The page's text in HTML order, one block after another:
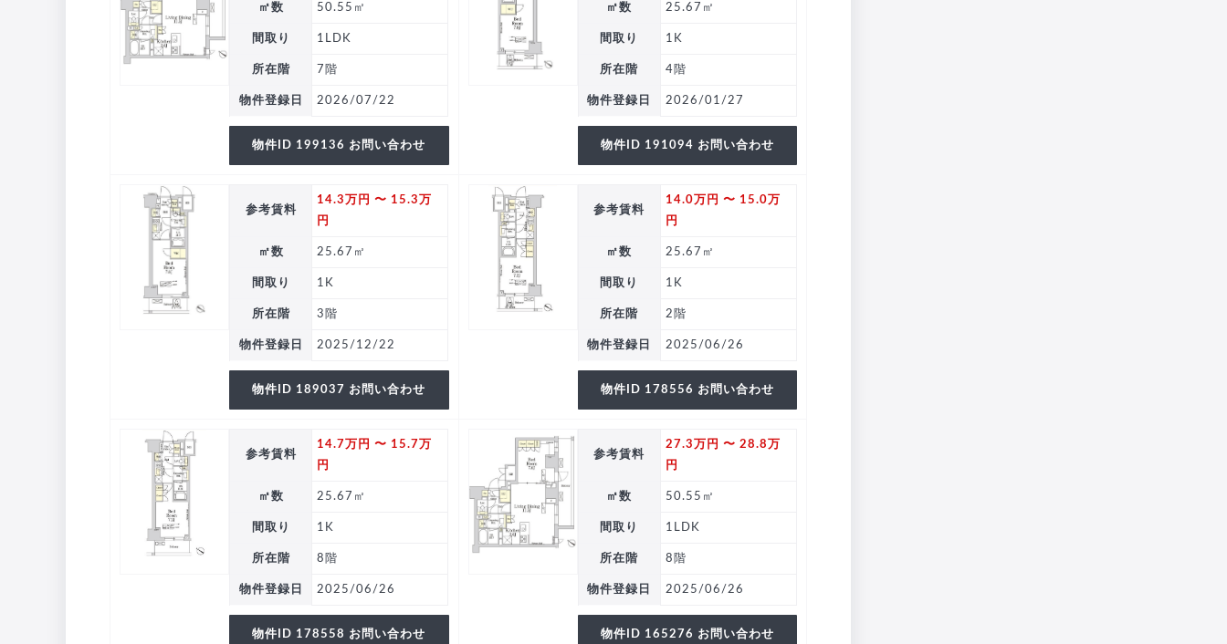
㎡数 50.55㎡
間取り 1LDK
所在階 7階
物件登録日 2026/07/22
物件ID 199136 お問い合わせ
㎡数 25.67㎡
間取り 1K
所在階 4階
物件登録日 2026/01/27
物件ID 191094 お問い合わせ
参考賃料
14.3万円 〜 15.3万
円
㎡数 25.67㎡
間取り 1K
所在階 3階
物件登録日 2025/12/22
物件ID 189037 お問い合わせ
参考賃料
14.0万円 〜 15.0万
円
㎡数 25.67㎡
間取り 1K
所在階 2階
物件登録日 2025/06/26
物件ID 178556 お問い合わせ
参考賃料
14.7万円 〜 15.7万
円
㎡数 25.67㎡
間取り 1K
所在階 8階
物件登録日 2025/06/26
物件ID 178558 お問い合わせ
参考賃料
27.3万円 〜 28.8万
円
㎡数 50.55㎡
間取り 1LDK
所在階 8階
物件登録日 2025/06/26
物件ID 165276 お問い合わせ